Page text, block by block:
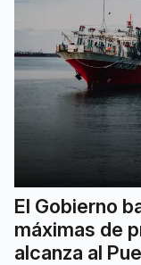
El Gobierno
máximas de
alcanza al